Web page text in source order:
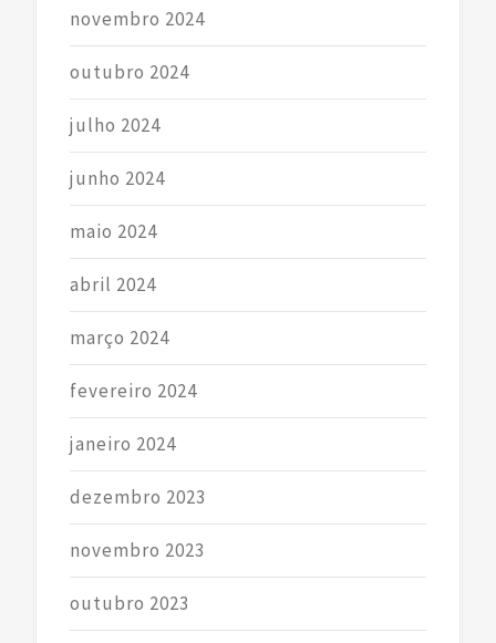
novembro 2024
outubro 2024
julho 2024
junho 2024
maio 2024
abril 2024
março 2024
fevereiro 2024
janeiro 2024
dezembro 2023
novembro 2023
outubro 2023